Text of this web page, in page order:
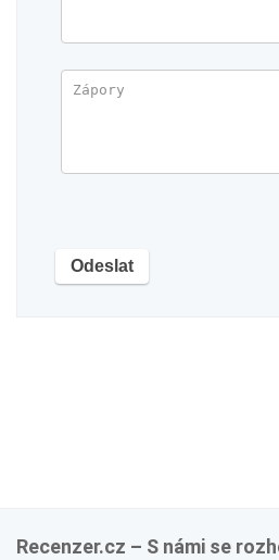
Recenzer.cz – S námi se